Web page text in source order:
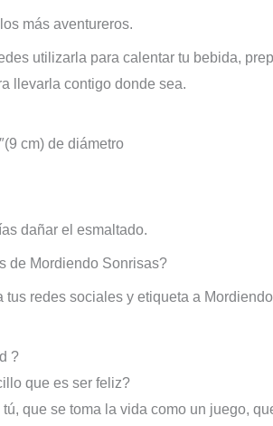
más aventureros.
utilizarla para calentar tu bebida,
llevarla contigo donde sea.
cm) de diámetro
dañar el esmaltado.
de Mordiendo Sonrisas?
redes sociales y etiqueta a
?
que es ser feliz?
que se toma la vida como un juego,